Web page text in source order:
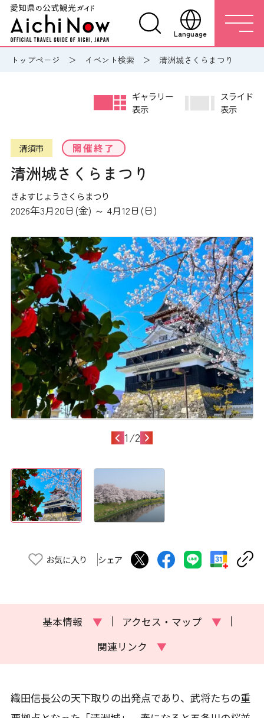
Language
トップページ イベント検索 清洲城さくらまつり
清須市 開催終了
清洲城さくらまつり
きよすじょうさくらまつり
2026年3月20日(金) ～ 4月12日(日)
ギャラリー
表示
スライド
表示
1/2
お気に入り シェア
基本情報 ▼ アクセス・マップ
▼
関連リンク
▼
織田信長公の天下取りの出発点であり、武将たちの重